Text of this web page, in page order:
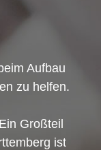
Aufbau
zu helfen.
Großteil
ist